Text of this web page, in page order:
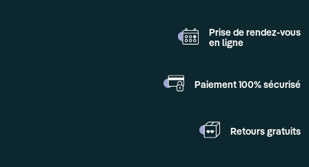
Prise de rendez-vous
en ligne
Paiement 100% sécurisé
Retours gratuits